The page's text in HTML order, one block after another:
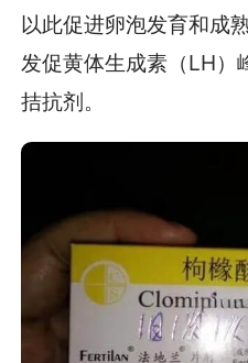
以此促进卵泡发育和成
发促黄体生成素（LH）
拮抗剂。